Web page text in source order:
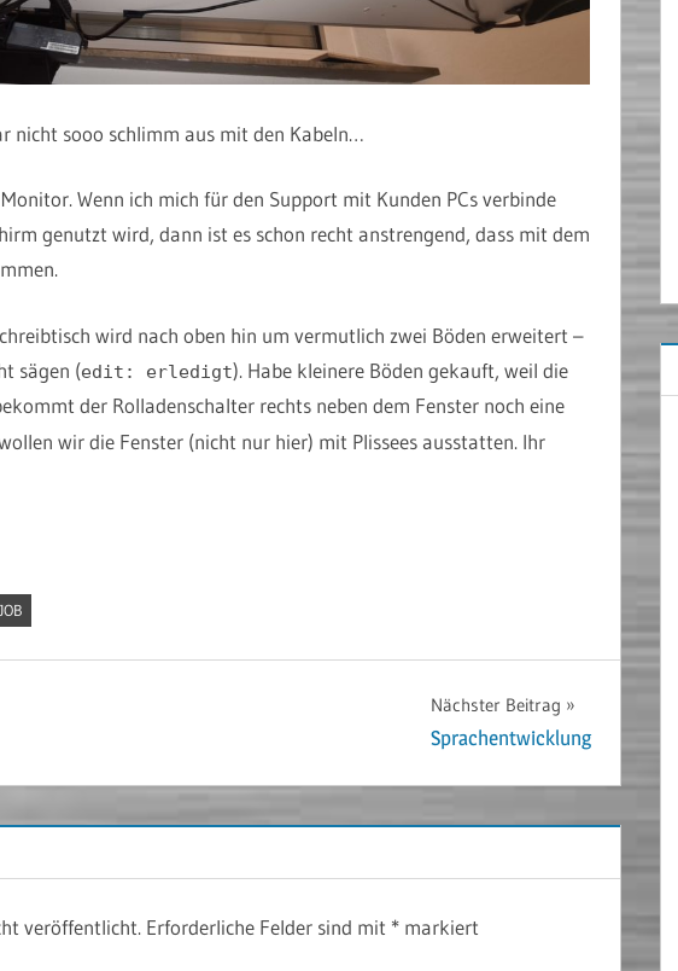
nicht sooo schlimm aus mit den Kabeln…
Wenn ich mich für den Support mit Kunden PCs verbinde
genutzt wird, dann ist es schon recht anstrengend, dass mit dem
wird nach oben hin um vermutlich zwei Böden erweitert –
sägen (edit: erledigt). Habe kleinere Böden gekauft, weil die
der Rolladenschalter rechts neben dem Fenster noch eine
wir die Fenster (nicht nur hier) mit Plissees ausstatten. Ihr
JOB
Nächster Beitrag
Sprachentwicklung
veröffentlicht. Erforderliche Felder sind mit * markiert